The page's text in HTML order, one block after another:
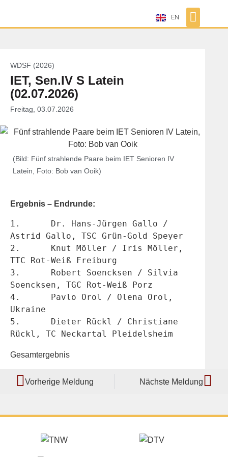
EN
WDSF (2026)
IET, Sen.IV S Latein
(02.07.2026)
Freitag, 03.07.2026
(Bild: Fünf strahlende Paare beim IET Senioren IV
Latein, Foto: Bob van Ooik)
Ergebnis – Endrunde:
1.	Dr. Hans-Jürgen Gallo /
Astrid Gallo, TSC Grün-Gold Speyer
2.	Knut Möller / Iris Möller,
TTC Rot-Weiß Freiburg
3.	Robert Soencksen / Silvia
Soencksen, TGC Rot-Weiß Porz
4.	Pavlo Orol / Olena Orol,
Ukraine
5.	Dieter Rückl / Christiane
Rückl, TC Neckartal Pleidelsheim
Gesamtergebnis
Vorherige Meldung Nächste Meldung